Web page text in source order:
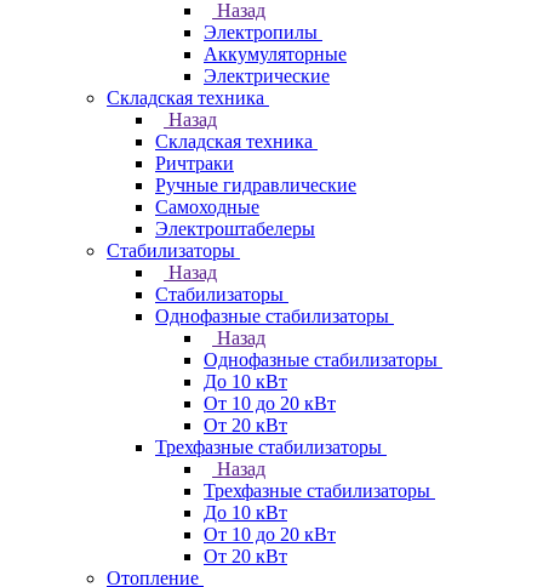
Назад
Электропилы
Аккумуляторные
Электрические
Складская техника
Назад
Складская техника
Ричтраки
Ручные гидравлические
Самоходные
Электроштабелеры
Стабилизаторы
Назад
Стабилизаторы
Однофазные стабилизаторы
Назад
Однофазные стабилизаторы
До 10 кВт
От 10 до 20 кВт
От 20 кВт
Трехфазные стабилизаторы
Назад
Трехфазные стабилизаторы
До 10 кВт
От 10 до 20 кВт
От 20 кВт
Отопление